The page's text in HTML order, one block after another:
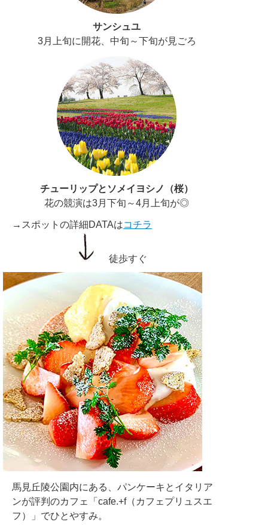
サンシュユ
3月上旬に開花、中旬～下旬が見ごろ
チューリップとソメイヨシノ（桜）
花の競演は3月下旬～4月上旬が◎
→スポットの詳細DATAはコチラ
徒歩すぐ
馬見丘陵公園内にある、パンケーキとイタリア
ンが評判のカフェ「cafe.+f（カフェプリュスエ
フ）」でひとやすみ。